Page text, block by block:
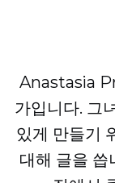
Anastasia
가입니다. 그
있게 만들기
대해 글을 씁